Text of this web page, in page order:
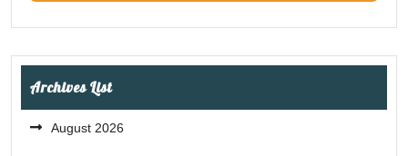
Archives List
August 2026